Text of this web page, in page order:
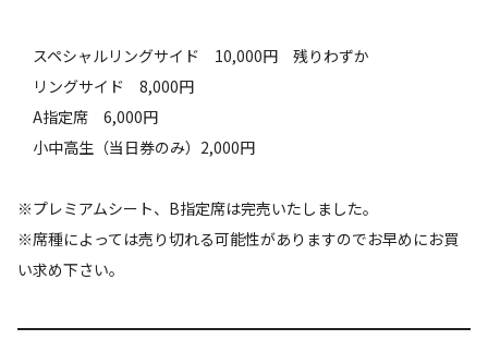
スペシャルリングサイド 10,000円 残りわずか
リングサイド 8,000円
A指定席 6,000円
小中高生（当日券のみ）2,000円
※プレミアムシート、B指定席は完売いたしました。
※席種によっては売り切れる可能性がありますのでお早めにお買
い求め下さい。